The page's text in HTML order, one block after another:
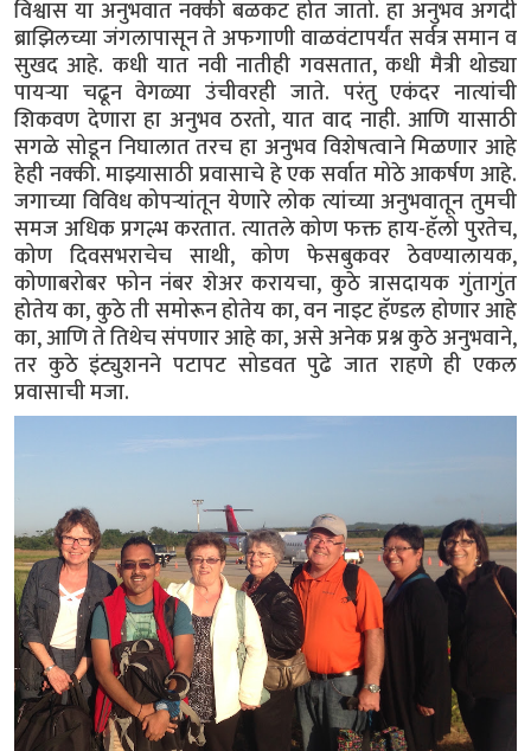
विश्वास या अनुभवात नक्की बळकट होत जातो. हा अनुभव अगदी
ब्राझिलच्या जंगलापासून ते अफगाणी वाळवंटापर्यंत सर्वत्र समान व
सुखद आहे. कधी यात नवी नातीही गवसतात, कधी मैत्री थोड्या
पायऱ्या चढून वेगळ्या उंचीवरही जाते. परंतु एकंदर नात्यांची
शिकवण देणारा हा अनुभव ठरतो, यात वाद नाही. आणि यासाठी
सगळे सोडून निघालात तरच हा अनुभव विशेषत्वाने मिळणार आहे
हेही नक्की. माझ्यासाठी प्रवासाचे हे एक सर्वात मोठे आकर्षण आहे.
जगाच्या विविध कोपऱ्यांतून येणारे लोक त्यांच्या अनुभवातून तुमची
समज अधिक प्रगल्भ करतात. त्यातले कोण फक्त हाय-हॅलो पुरतेच,
कोण दिवसभराचेच साथी, कोण फेसबुकवर ठेवण्यालायक,
कोणाबरोबर फोन नंबर शेअर करायचा, कुठे त्रासदायक गुंतागुंत
होतेय का, कुठे ती समोरून होतेय का, वन नाइट हॅण्डल होणार आहे
का, आणि ते तिथेच संपणार आहे का, असे अनेक प्रश्न कुठे अनुभवाने,
तर कुठे इंट्युशनने पटापट सोडवत पुढे जात राहणे ही एकल
प्रवासाची मजा.